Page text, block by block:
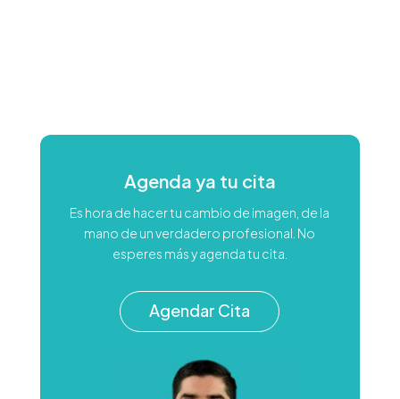
Agenda ya tu cita
Es hora de hacer tu cambio de imagen, de la
mano de un verdadero profesional. No
esperes más y agenda tu cita.
Agendar Cita